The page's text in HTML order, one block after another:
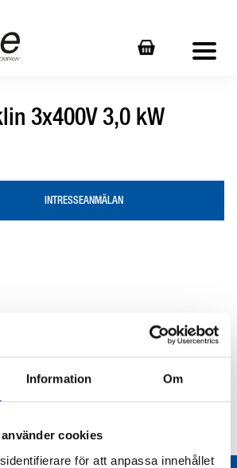
Information Om
cookies
för att anpassa innehållet
3x400V 3,0 kW
INTRESSEANMÄLAN